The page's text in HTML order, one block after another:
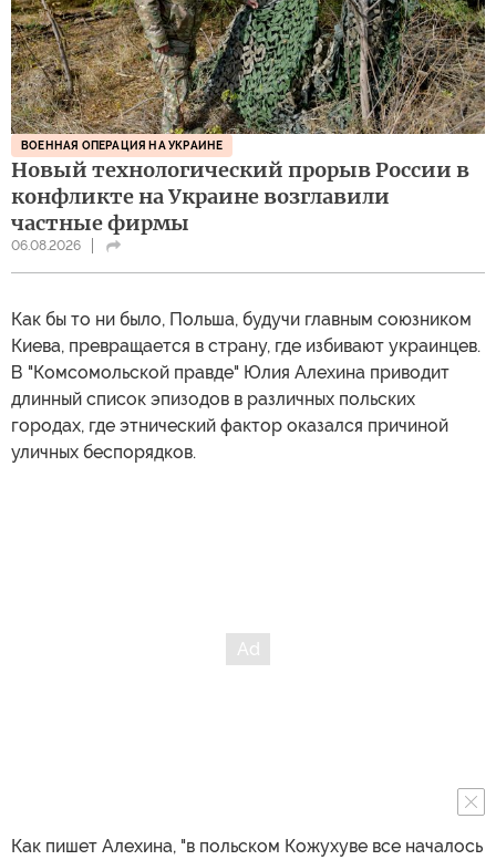
ВОЕННАЯ ОПЕРАЦИЯ НА УКРАИНЕ
Новый технологический прорыв России в
конфликте на Украине возглавили
частные фирмы
06.08.2026
Как бы то ни было, Польша, будучи главным союзником
Киева, превращается в страну, где избивают украинцев.
В "Комсомольской правде" Юлия Алехина приводит
длинный список эпизодов в различных польских
городах, где этнический фактор оказался причиной
уличных беспорядков.
Как пишет Алехина, "в польском Кожухуве все началось